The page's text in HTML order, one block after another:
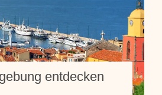
entdecken